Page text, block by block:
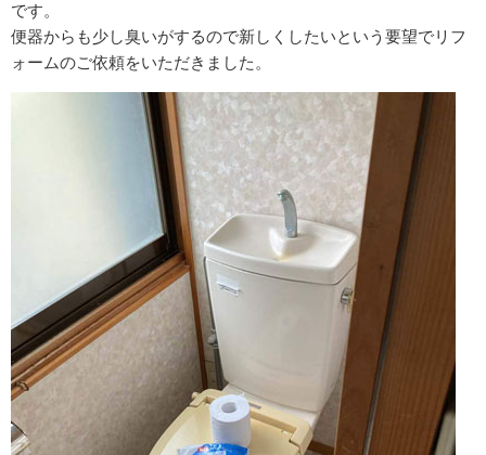
です。
便器からも少し臭いがするので新しくしたいという要望でリフ
ォームのご依頼をいただきました。